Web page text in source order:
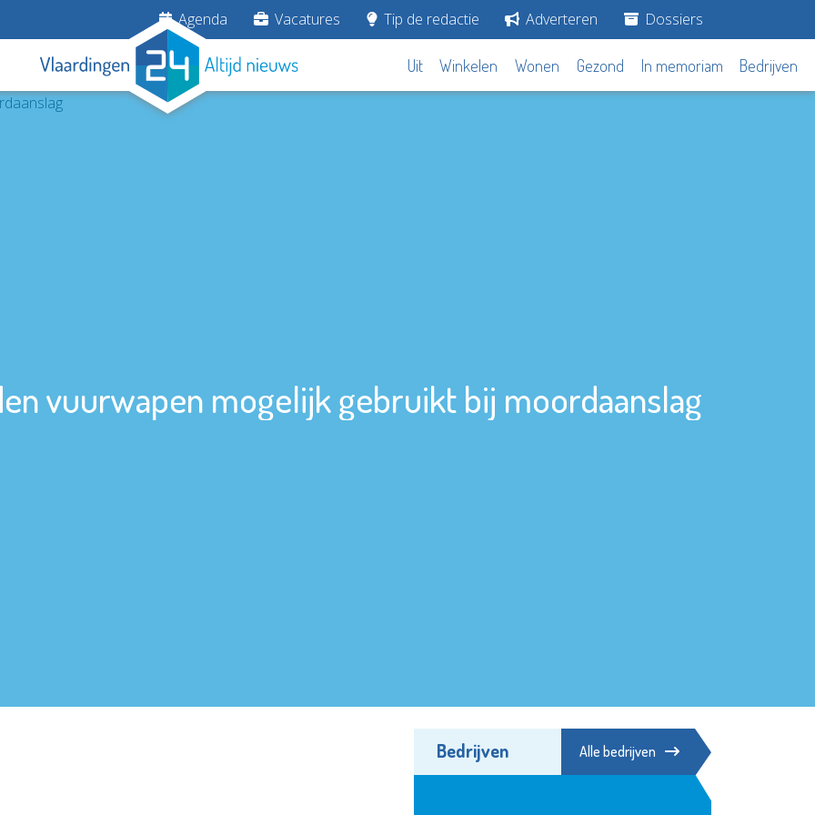
Agenda Vacatures Tip de redactie Adverteren Dossiers
Uit Winkelen Wonen Gezond In memoriam Bedrijven
vuurwapen mogelijk gebruikt bij moordaanslag
Bedrijven Alle bedrijven